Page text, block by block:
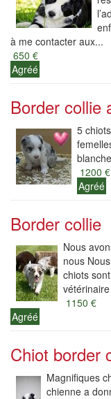
à me contacter aux...
650 €
Agréé
Border collie
5
1200 €
Agréé
Border collie
Nous
nous
chiots
1150 €
Agréé
Chiot border
Magnifiques
chienne a